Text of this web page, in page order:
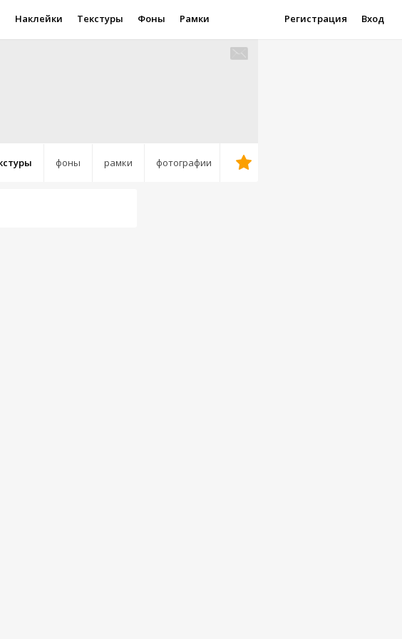
Наклейки Текстуры Фоны Рамки Регистрация Вход
фоны рамки фотографии